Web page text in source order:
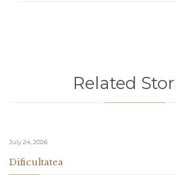
Related
July 24, 2026
Dificultatea